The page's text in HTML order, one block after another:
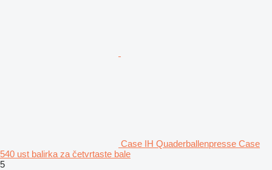
Case IH Quaderballenpresse Case
540 ust balirka za četvrtaste bale
5